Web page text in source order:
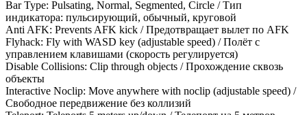
Bar Type: Pulsating, Normal, Segmented, Circle / Тип
индикатора: пульсирующий, обычный, круговой
Anti AFK: Prevents AFK kick / Предотвращает вылет по AFK
Flyhack: Fly with WASD key (adjustable speed) / Полёт с
управлением клавишами (скорость регулируется)
Disable Collisions: Clip through objects / Прохождение сквозь
объекты
Interactive Noclip: Move anywhere with noclip (adjustable speed) /
Свободное передвижение без коллизий